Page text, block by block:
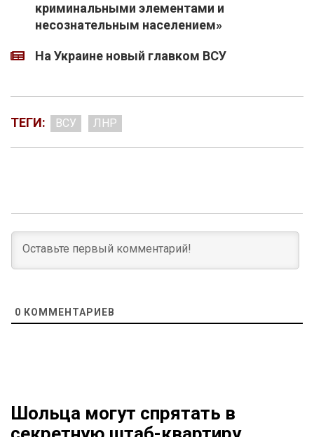
криминальными элементами и
несознательным населением»
На Украине новый главком ВСУ
ТЕГИ: ВСУ ЛНР
0 КОММЕНТАРИЕВ
Шольца могут спрятать в